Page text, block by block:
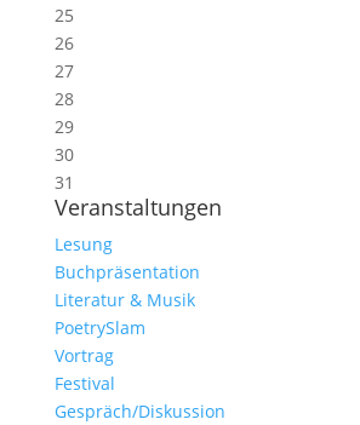
25
26
27
28
29
30
31
Veranstaltungen
Lesung
Buchpräsentation
Literatur & Musik
PoetrySlam
Vortrag
Festival
Gespräch/Diskussion